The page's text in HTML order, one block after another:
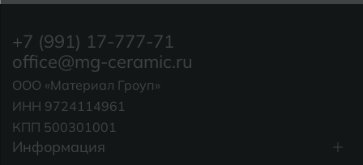
Информация
+7 (991) 17-777-71
office@mg-ceramic.ru
ООО «Материал Гроуп»
ИНН 9724114961
КПП 500301001